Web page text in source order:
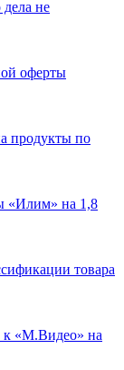
не
оферты
продукты по
«Илим» на 1,8
товара
к «М.Видео» на